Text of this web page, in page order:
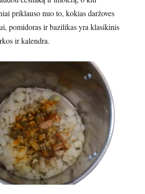
priklauso nuo to, kokias daržoves
pomidoras ir bazilikas yra klasikinis
ir kalendra.